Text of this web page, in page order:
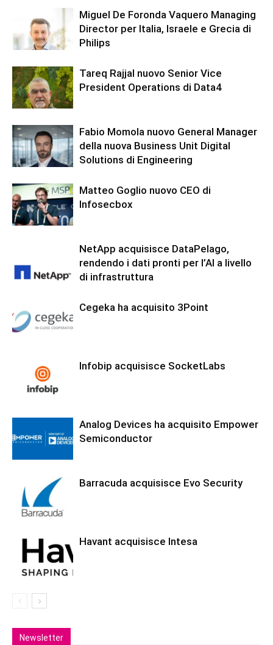
Miguel De Foronda Vaquero Managing
Director per Italia, Israele e Grecia di
Philips
Tareq Rajjal nuovo Senior Vice
President Operations di Data4
Fabio Momola nuovo General Manager
della nuova Business Unit Digital
Solutions di Engineering
Matteo Goglio nuovo CEO di
Infosecbox
NetApp acquisisce DataPelago,
rendendo i dati pronti per l’AI a livello
di infrastruttura
Cegeka ha acquisito 3Point
Infobip acquisisce SocketLabs
Analog Devices ha acquisito Empower
Semiconductor
Barracuda acquisisce Evo Security
Havant acquisisce Intesa
Newsletter